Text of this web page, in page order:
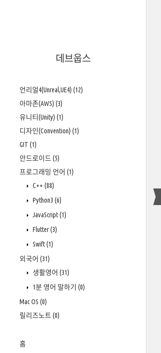
데브웁스
언리얼4(Unreal,UE4) (12)
아마존(AWS) (3)
유니티(Unity) (1)
디자인(Convention) (1)
GIT (1)
안드로이드 (5)
프로그래밍 언어 (1)
C++ (88)
Python3 (6)
JavaScript(1)
Flutter(3)
Swift(1)
외국어 (31)
생활영어 (31)
1분 영어 말하기 (0)
Mac OS (0)
릴리즈노트 (0)
홈